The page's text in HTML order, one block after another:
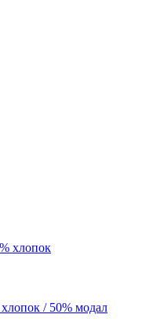
хлопок
/ 50% модал